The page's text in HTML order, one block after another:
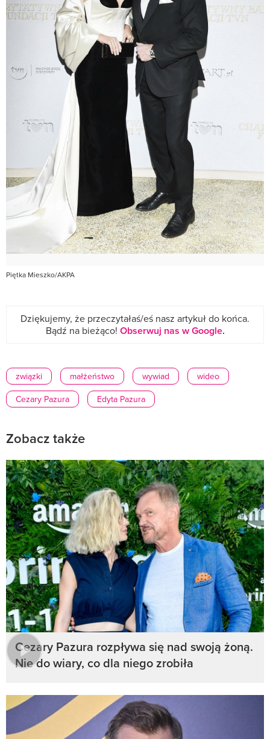
Piętka Mieszko/AKPA
Dziękujemy, że przeczytałaś/eś nasz artykuł do końca.
Bądź na bieżąco! Obserwuj nas w Google.
związki małżeństwo wywiad
wideo
Cezary Pazura
Edyta Pazura
Zobacz także
Cezary Pazura rozpływa się nad swoją żoną.
Nie do wiary, co dla niego zrobiła